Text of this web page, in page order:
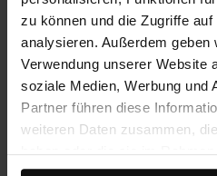
zu können und die Zugriffe
analysieren. Außerdem
Verwendung unserer Website
soziale Medien, Werbung und
Partner führen diese
weiteren Daten zusammen,
haben oder die sie im
gesammelt haben.
Das ideale Key-Piece für
Das eigensinnige Modell der
perfekt zum City Chic-
classy und edel. Die subtile
Riemchen, der
Farben machen die Slipper
Damenschuh. Die Loafer